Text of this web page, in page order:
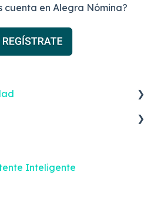
cuenta en Alegra Nómina?
Inteligente